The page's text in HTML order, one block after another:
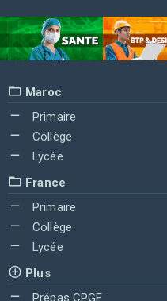
Maroc
Primaire
Collège
Lycée
France
Primaire
Collège
Lycée
Plus
Prépas CPGE